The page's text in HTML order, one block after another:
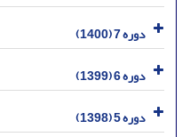
دوره 7 (1400)
دوره 6 (1399)
دوره 5 (1398)